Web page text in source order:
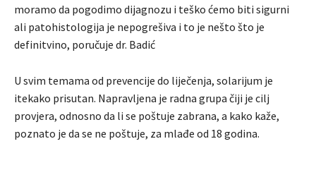
moramo da pogodimo dijagnozu i teško ćemo biti sigurni
ali patohistologija je nepogrešiva i to je nešto što je
definitvino, poručuje dr. Badić
U svim temama od prevencije do liječenja, solarijum je
itekako prisutan. Napravljena je radna grupa čiji je cilj
provjera, odnosno da li se poštuje zabrana, a kako kaže,
poznato je da se ne poštuje, za mlađe od 18 godina.